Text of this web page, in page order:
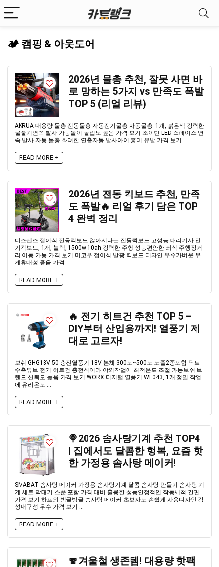
🏕️ 캠핑 & 아웃도어
2026년 물총 추천, 잘못 사면 바
로 망하는 5가지 vs 만족도 폭발
TOP 5 (리얼 리뷰)
AKRUA 대용량 물총 전동물총 자동전기물총 자동물총, 1개, 붉은색 강력한
물줄기연속 발사 가능놀이 몰입도 높음 가격 보기 조이빈 LED 스페이스 연
속 발사 자동 물총 화려한 연출자동 발사아이 흥미 유발 가격 보기 ...
READ MORE +
2026년 전동 킥보드 추천, 만족
도 폭발🔥 리얼 후기 담은 TOP
4 완벽 정리
디즈센즈 접이식 전동킥보드 앉아서타는 전동퀵보드 고성능 대리기사 전
기킥보드, 1개, 블랙, 1500w 10ah 강력한 주행 성능편안한 좌식 주행장거
리 이동 가능 가격 보기 미코우 접이식 발광 킥보드 디자인 우수가벼운 무
게휴대성 좋음 가격 ...
READ MORE +
🔥 전기 히트건 추천 TOP 5 –
DIY부터 산업용까지! 열풍기 제
대로 고르자!
보쉬 GHG18V-50 충전열풍기 18V 본체 300도~500도 노즐2종포함 닥트
수축튜브 전기 히트건 충전식이라 야외작업에 최적온도 조절 가능보쉬 브
랜드 신뢰도 높음 가격 보기 WORX 디지털 열풍기 WE043, 1개 정밀 작업
에 유리온도 ...
READ MORE +
🍭2026 솜사탕기계 추천 TOP4
| 집에서도 달콤한 행복, 요즘 핫
한 가정용 솜사탕 메이커!
SMABAT 솜사탕 메이커 가정용 솜사탕기계 달콤 솜사탕 만들기 솜사탕 기
계 세트 막대기 스푼 포함 가격 대비 훌륭한 성능안정적인 작동세척 간편
가격 보기 하프의 빙글빙글 솜사탕 메이커 초보자도 손쉽게 사용디자인 감
성내구성 우수 가격 보기 ...
READ MORE +
🧣겨울철 생존템! 대용량 핫팩